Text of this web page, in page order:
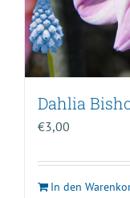
Dahlia
€3,00
In den